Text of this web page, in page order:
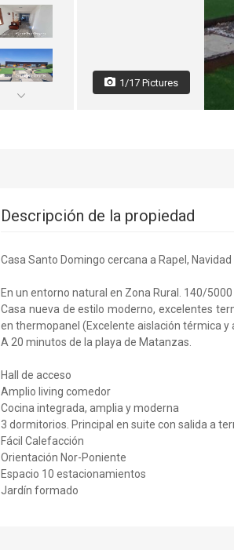
1/17 Pictures
Descripción de la propiedad
Casa Santo Domingo cercana a Rapel,
En un entorno natural en Zona Rural. 140/5000
Casa nueva de estilo moderno, excelentes
en thermopanel (Excelente aislación térmica y
A 20 minutos de la playa de Matanzas.
Hall de acceso
Amplio living comedor
Cocina integrada, amplia y moderna
3 dormitorios. Principal en suite con salida a
Fácil Calefacción
Orientación Nor-Poniente
Espacio 10 estacionamientos
Jardín formado